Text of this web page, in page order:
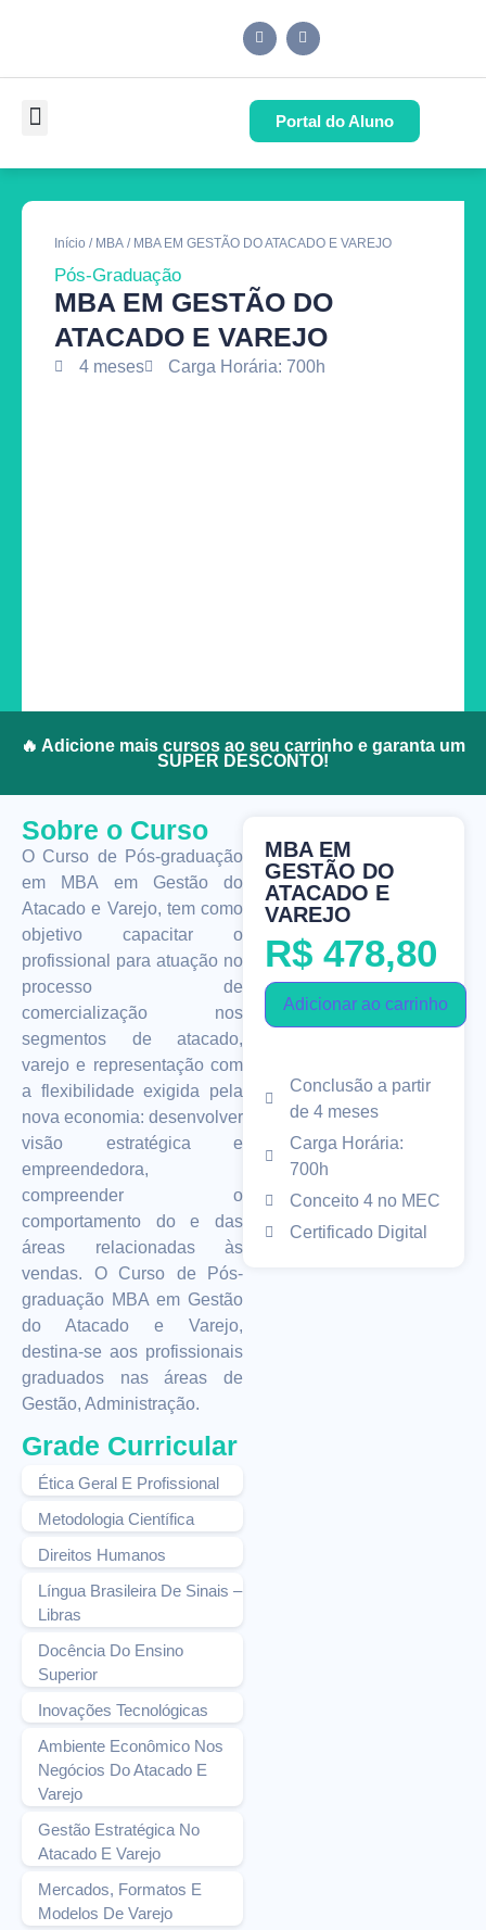
Portal do Aluno
Início / MBA / MBA EM GESTÃO DO ATACADO E VAREJO
Pós-Graduação
MBA EM GESTÃO DO
ATACADO E VAREJO
4 meses Carga Horária: 700h
🔥 Adicione mais cursos ao seu carrinho e garanta um
SUPER DESCONTO!
Sobre o Curso
O Curso de Pós-graduação
em MBA em Gestão do
Atacado e Varejo, tem como
objetivo capacitar o
profissional para atuação no
processo de
comercialização nos
segmentos de atacado,
varejo e representação com
a flexibilidade exigida pela
nova economia: desenvolver
visão estratégica e
empreendedora,
compreender o
comportamento do e das
áreas relacionadas às
vendas. O Curso de Pós-
graduação MBA em Gestão
do Atacado e Varejo,
destina-se aos profissionais
graduados nas áreas de
Gestão, Administração.
Grade Curricular
Ética Geral E Profissional
Metodologia Científica
Direitos Humanos
Língua Brasileira De Sinais –
Libras
Docência Do Ensino
Superior
Inovações Tecnológicas
Ambiente Econômico Nos
Negócios Do Atacado E
Varejo
Gestão Estratégica No
Atacado E Varejo
Mercados, Formatos E
Modelos De Varejo
MBA EM
GESTÃO DO
ATACADO E
VAREJO
R$ 478,80
Adicionar ao carrinho
Conclusão a partir
de 4 meses
Carga Horária:
700h
Conceito 4 no MEC
Certificado Digital